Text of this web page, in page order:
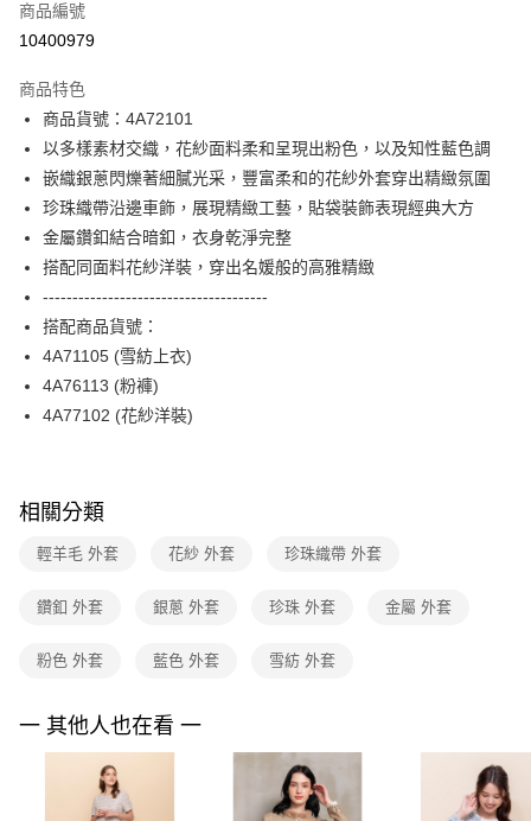
信用卡分期付款
合作金庫商業銀行
華南商業銀行
上海商業儲蓄銀行
台北富邦商業銀行
國泰世華商業銀行
兆豐國際商業銀行
臺灣中小企業銀行
台中商業銀行
匯豐（台灣）商業銀行
聯邦商業銀行
遠東國際商業銀行
元大商業銀行
永豐商業銀行
玉山商業銀行
台新國際商業銀行
台灣樂天信用卡公司
超商取貨付款
LINE Pay
Apple Pay
街口支付
【關於「AFTEE先享後付」】
AFTEE先享後付是「在收到商品之後才付款」的支付方式。 讓您購物簡單
便利好安心！
１．簡單：不需註冊會員、不需綁卡、不需儲值。
２．便利：只要手機號碼，簡訊認證，即可結帳。
１．於結帳方式選擇「AFTEE先享後付」後，將跳轉至「AFTEE先享後付」
２．訂單成立數日內，您將收到繳費通知簡訊。
ATM／網路銀行／等多元方式進行付款，方視為交易完成。
※ 請注意：結帳手續完成當下不需立刻繳費，但若您需要取消訂單，請聯絡
後付繳納相關費用。
客戶支援中心」https://netprotections.freshdesk.com/support/home
【注意事項】
１．透過由恩沛科技股份有限公司提供之「AFTEE先享後付」服務完成之交
易，需依本服務之必要範圍內提供個人資料，並將交易相關給付款項請求債
ATM付款
運送方式
每筆NT$90，滿NT$3,600(含以上)免運費
7-11取貨付款
每筆NT$90，滿NT$3,600(含以上)免運費
黑貓宅配
每筆NT$90，滿NT$3,600(含以上)免運費
商品編號
10400979
商品特色
商品貨號：4A72101
以多樣素材交織，花紗面料柔和呈現出粉色，以及知性藍色調
嵌織銀蔥閃爍著細膩光采，豐富柔和的花紗外套穿出精緻氛圍
珍珠織帶沿邊車飾，展現精緻工藝，貼袋裝飾表現經典大方
金屬鑽釦結合暗釦，衣身乾淨完整
搭配同面料花紗洋裝，穿出名媛般的高雅精緻
--------------------------------------
搭配商品貨號：
4A71105 (雪紡上衣)
4A76113 (粉褲)
4A77102 (花紗洋裝)
相關分類
輕羊毛 外套 花紗 外套 珍珠織帶 外套
鑽釦 外套 銀蔥 外套 珍珠 外套 金屬 外套
粉色 外套 藍色 外套 雪紡 外套
一 其他人也在看 一